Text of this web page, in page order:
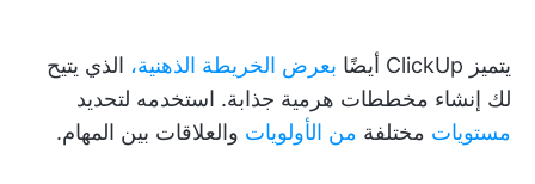
يتميز ClickUp أيضًا بعرض الخريطة الذهنية، الذي يتيح
لك إنشاء مخططات هرمية جذابة. استخدمه لتحديد
مستويات مختلفة من الأولويات والعلاقات بين المهام.